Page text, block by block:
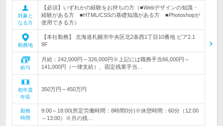
対象と
なる方
【必須】いずれかの経験をお持ちの方（■Webデザインの知識・
経験がある方 ■HTML/CSSの基礎知識がある方 ■Photoshopが
使用できる方）
勤務地
【本社勤務】 北海道札幌市中央区北2条西1丁目10番地 ピア2.1
9F
給与
月給：242,000円～326,000円※上記には職務手当66,000円～
141,000円（一律支給）、固定残業手当…
初年度
年収
350万円～450万円
勤務
時間
9:00～18:00(所定労働時間：8時間0分)※休憩時間：60分（12:00
～13:00）※月の残…